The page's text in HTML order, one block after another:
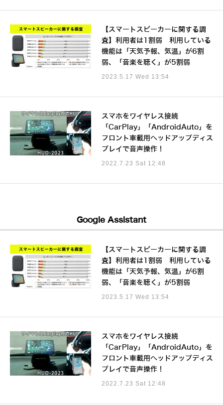
【スマートスピーカーに関する調
査】利用者は1割弱 利用している
機能は「天気予報、気温」が6割
弱、「音楽を聴く」が5割弱
2023.5.17 Wed 13:54
スマホをワイヤレス接続
「CarPlay」「AndroidAuto」を
フロント車載用ヘッドアップディス
プレイで音声操作！
2022.7.23 Sat 12:48
Google Assistant
【スマートスピーカーに関する調
査】利用者は1割弱 利用している
機能は「天気予報、気温」が6割
弱、「音楽を聴く」が5割弱
2023.5.17 Wed 13:54
スマホをワイヤレス接続
「CarPlay」「AndroidAuto」を
フロント車載用ヘッドアップディス
プレイで音声操作！
2022.7.23 Sat 12:48